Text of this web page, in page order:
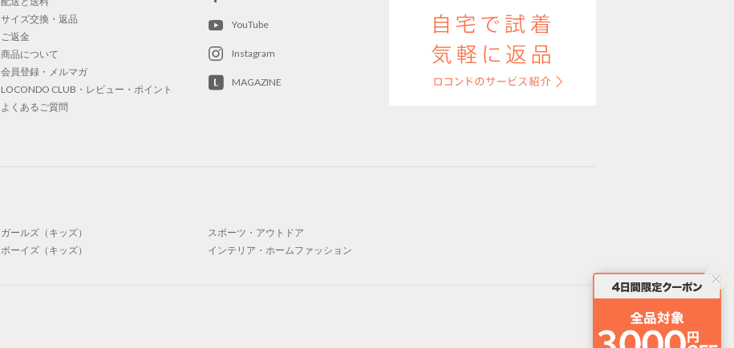
サイズ交換・返品
ご返金
商品について
会員登録・メルマガ
LOCONDO CLUB・レビュー・ポイント
よくあるご質問
YouTube
Instagram
MAGAZINE
ガールズ（キッズ）
ボーイズ（キッズ）
スポーツ・アウトドア
インテリア・ホームファッション